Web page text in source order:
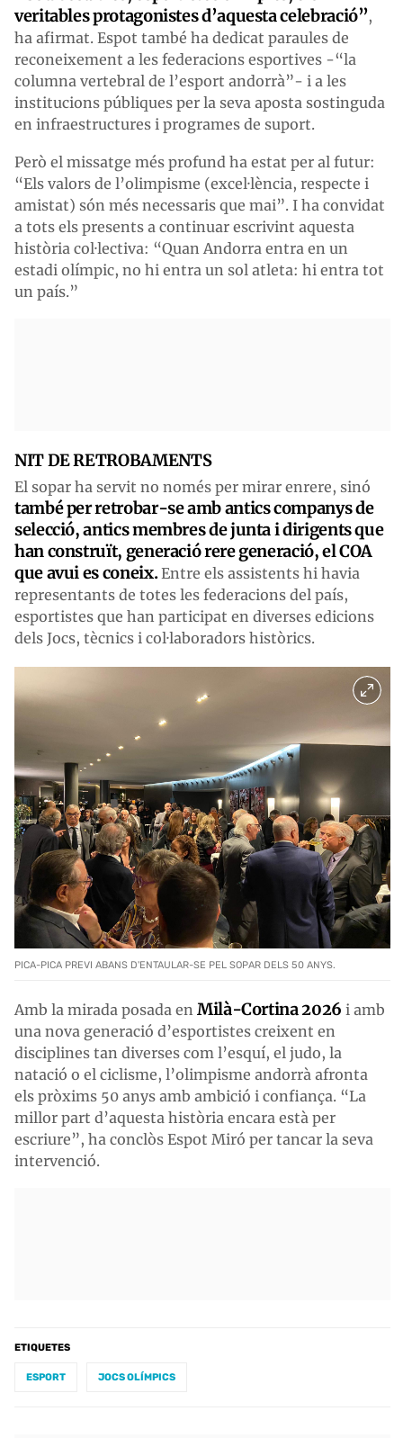
veritables protagonistes d’aquesta celebració”,
ha afirmat. Espot també ha dedicat paraules de
reconeixement a les federacions esportives -“la
columna vertebral de l’esport andorrà”- i a les
institucions públiques per la seva aposta sostinguda
en infraestructures i programes de suport.
Però el missatge més profund ha estat per al futur:
“Els valors de l’olimpisme (excel·lència, respecte i
amistat) són més necessaris que mai”. I ha convidat
a tots els presents a continuar escrivint aquesta
història col·lectiva: “Quan Andorra entra en un
estadi olímpic, no hi entra un sol atleta: hi entra tot
un país.”
NIT DE RETROBAMENTS
El sopar ha servit no només per mirar enrere, sinó
també per retrobar-se amb antics companys de
selecció, antics membres de junta i dirigents que
han construït, generació rere generació, el COA
que avui es coneix.Entre els assistents hi havia
representants de totes les federacions del país,
esportistes que han participat en diverses edicions
dels Jocs, tècnics i col·laboradors històrics.
PICA-PICA PREVI ABANS D'ENTAULAR-SE PEL SOPAR DELS 50 ANYS.
Amb la mirada posada en Milà-Cortina 2026 i amb
una nova generació d’esportistes creixent en
disciplines tan diverses com l’esquí, el judo, la
natació o el ciclisme, l’olimpisme andorrà afronta
els pròxims 50 anys amb ambició i confiança. “La
millor part d’aquesta història encara està per
escriure”, ha conclòs Espot Miró per tancar la seva
intervenció.
ETIQUETES
ESPORT JOCS OLÍMPICS